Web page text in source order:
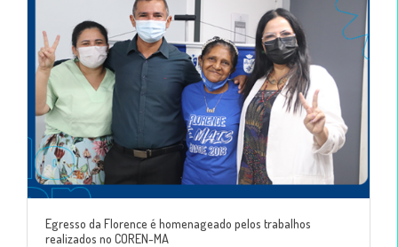
Egresso da Florence é homenageado pelos trabalhos
realizados no COREN-MA